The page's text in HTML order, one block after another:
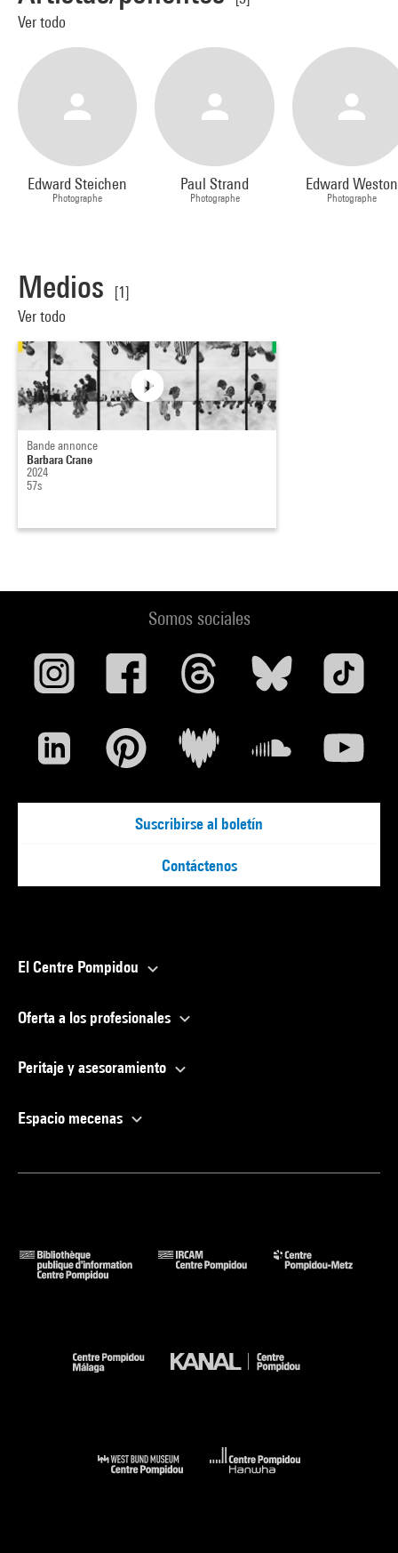
Ver todo
Edward Steichen
Photographe
Paul Strand
Photographe
Edward Weston
Photographe
Medios
[1]
Ver todo
Bande annonce
Barbara Crane
2024
57s
Somos sociales
Suscribirse al boletín
Contáctenos
El Centre Pompidou
Oferta a los profesionales
Peritaje y asesoramiento
Espacio mecenas